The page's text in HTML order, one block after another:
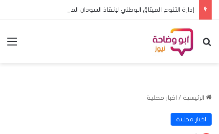
بحث عن
الرئيسية / اخبار محلية
اخبار محلية